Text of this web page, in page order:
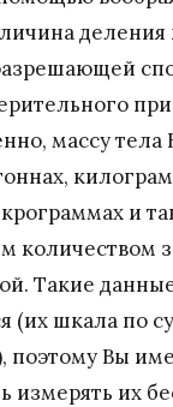
деления
массу
и
количеством
Такие
(их шкала по
поэтому Вы
измерять их